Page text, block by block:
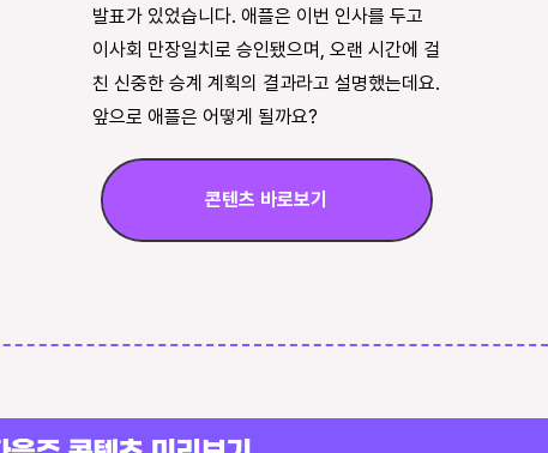
발표가 있었습니다. 애플은 이번 인사를 두고
이사회 만장일치로 승인됐으며, 오랜 시간에 걸
친 신중한 승계 계획의 결과라고 설명했는데요.
앞으로 애플은 어떻게 될까요?
콘텐츠 바로보기